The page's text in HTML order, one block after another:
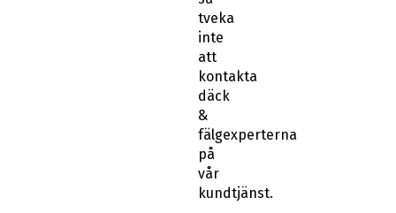
tveka
inte
att
kontakta
däck
&
fälgexperterna
på
vår
kundtjänst.